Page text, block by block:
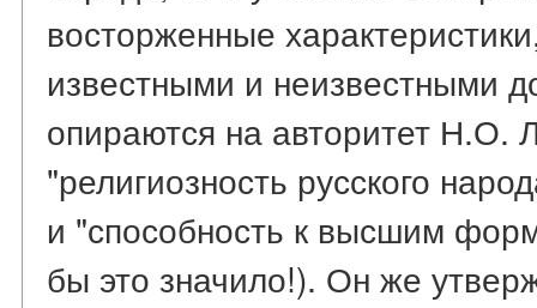
восторженные
известными и неизвестными
опираются на авторитет Н.О.
"религиозность русского
и "способность к высшим
бы это значило!). Он же